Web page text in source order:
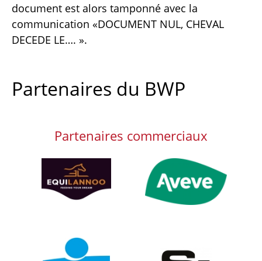
document est alors tamponné avec la
communication «DOCUMENT NUL, CHEVAL
DECEDE LE…. ».
Partenaires du BWP
Partenaires commerciaux
Afbeelding Afbeelding
Afbeelding